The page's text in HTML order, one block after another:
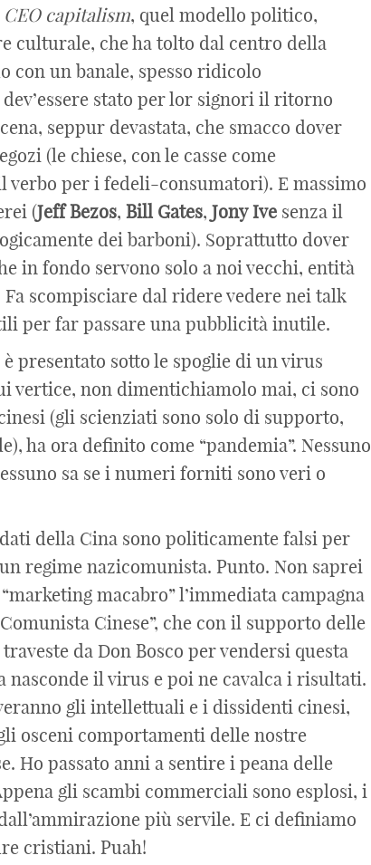
CEO capitalism, quel modello politico,
culturale, che ha tolto dal centro della
con un banale, spesso ridicolo
stato per lor signori il ritorno
seppur devastata, che smacco dover
(le chiese, con le casse come
verbo per i fedeli-consumatori). E massimo
(Jeff Bezos, Bill Gates, Jony Ive senza il
dei barboni). Soprattutto dover
in fondo servono solo a noi vecchi, entità
scompisciare dal ridere vedere nei talk
per far passare una pubblicità inutile.
presentato sotto le spoglie di un virus
vertice, non dimentichiamolo mai, ci sono
(gli scienziati sono solo di supporto,
ha ora definito come “pandemia”. Nessuno
sa se i numeri forniti sono veri o
della Cina sono politicamente falsi per
regime nazicomunista. Punto. Non saprei
macabro” l’immediata campagna
Cinese”, che con il supporto delle
da Don Bosco per vendersi questa
il virus e poi ne cavalca i risultati.
gli intellettuali e i dissidenti cinesi,
osceni comportamenti delle nostre
Ho passato anni a sentire i peana delle
gli scambi commerciali sono esplosi, i
più servile. E ci definiamo
cristiani. Puah!